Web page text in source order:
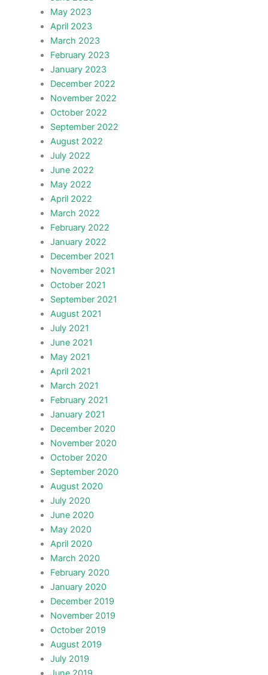
May 2023
April 2023
March 2023
February 2023
January 2023
December 2022
November 2022
October 2022
September 2022
August 2022
July 2022
June 2022
May 2022
April 2022
March 2022
February 2022
January 2022
December 2021
November 2021
October 2021
September 2021
August 2021
July 2021
June 2021
May 2021
April 2021
March 2021
February 2021
January 2021
December 2020
November 2020
October 2020
September 2020
August 2020
July 2020
June 2020
May 2020
April 2020
March 2020
February 2020
January 2020
December 2019
November 2019
October 2019
August 2019
July 2019